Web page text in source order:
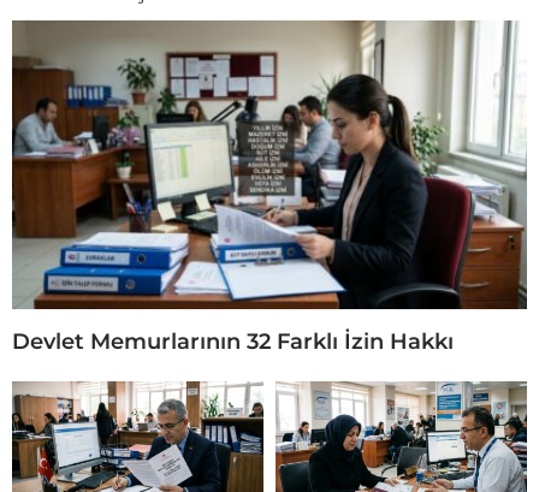
Devlet Memurlarının 32 Farklı İzin Hakkı